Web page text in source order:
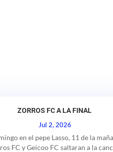
ZORROS FC A LA FINAL
Jul 2, 2026
en el pepe Lasso, 11 de la
FC y Geicoo FC saltaran a la